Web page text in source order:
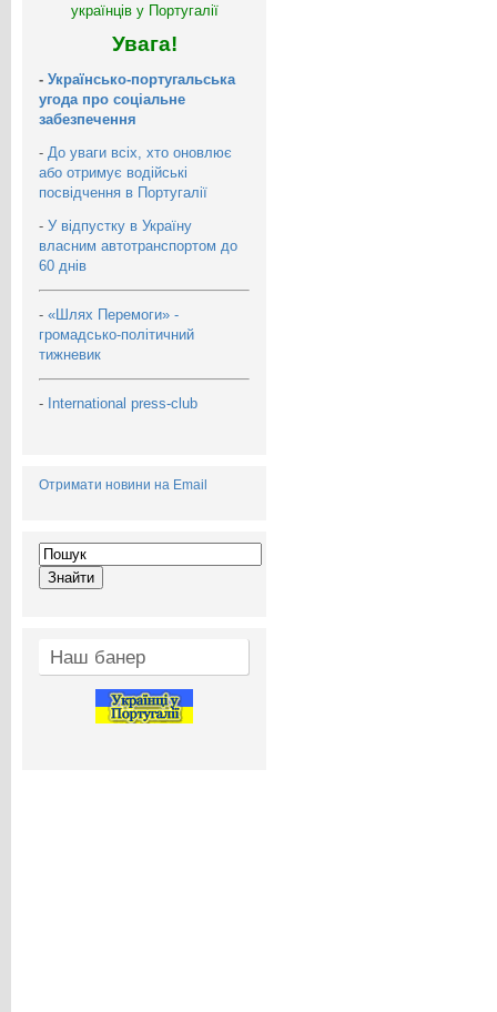
українців у Португалії
Увага!
- Українсько-португальська
угода про соціальне
забезпечення
- До уваги всіх, хто оновлює
або отримує водійські
посвідчення в Португалії
- У відпустку в Україну
власним автотранспортом до
60 днів
- «Шлях Перемоги» -
громадсько-політичний
тижневик
- International press-club
Отримати новини на Email
Наш банер